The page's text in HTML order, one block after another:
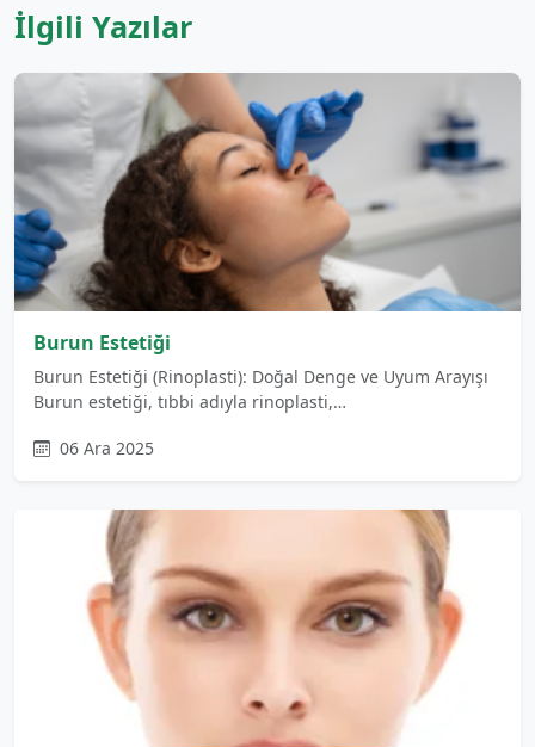
İlgili Yazılar
Burun Estetiği
Burun Estetiği (Rinoplasti): Doğal Denge ve Uyum Arayışı
Burun estetiği, tıbbi adıyla rinoplasti,…
06 Ara 2025